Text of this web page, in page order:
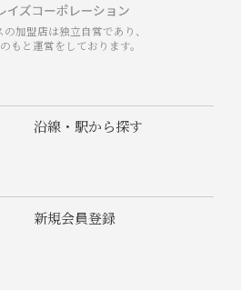
加盟店は独立自営であり、
もと運営をしております。
沿線・駅から探す
新規会員登録